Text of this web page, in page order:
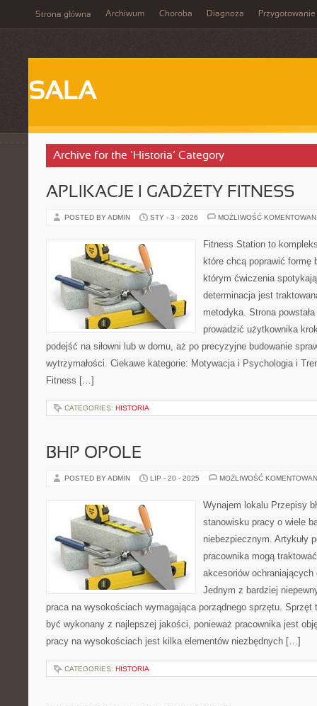
Strona główna Archiwum Choroba Diagnoza Przygotowanie
SALA
Archive for the ‘Historia’ Category
APLIKACJE I GADŻETY FITNESS
POSTED BY ADMIN STY - 3 - 2026 MOŻLIWOŚĆ
Fitness Station to
które chcą poprawić formę
którym ćwiczenia
determinacja jest
metodyka. Strona
prowadzić użytkownika
podejść na siłowni lub w domu, aż po precyzyjne budowanie
wytrzymałości. Ciekawe kategorie: Motywacja i Psychologia i
Fitness […]
CATEGORIES: HISTORIA
BHP OPOLE
POSTED BY ADMIN LIP - 20 - 2025 MOŻLIWOŚĆ
Wynajem lokalu Przepisy
stanowisku pracy o wiele
niebezpiecznym. Artykuły
pracownika mogą
akcesoriów ochraniających
Jednym z bardziej
praca na wysokościach wymagająca porządnego sprzętu. Sprzęt
być wykonany z najlepszej jakości, ponieważ pracownika jest
pracy na wysokościach jest kilka elementów niezbędnych […]
CATEGORIES: HISTORIA